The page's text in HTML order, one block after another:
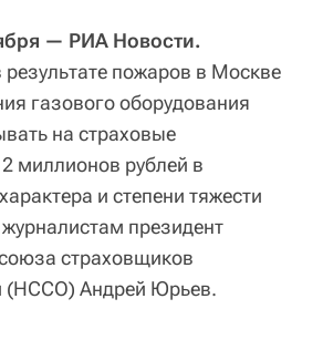
— РИА Новости.
пожаров в Москве
газового оборудования
на страховые
миллионов рублей в
и степени тяжести
президент
страховщиков
(НССО) Андрей Юрьев.